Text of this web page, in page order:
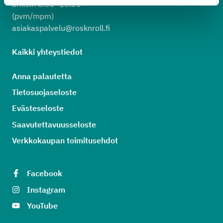
arkisin 8.30–15.30
(pvm/mpm)
asiakaspalvelu@rosknroll.fi
Kaikki yhteystiedot
Anna palautetta
Tietosuojaseloste
Evästeseloste
Saavutettavuusseloste
Verkkokaupan toimitusehdot
Facebook
Instagram
YouTube